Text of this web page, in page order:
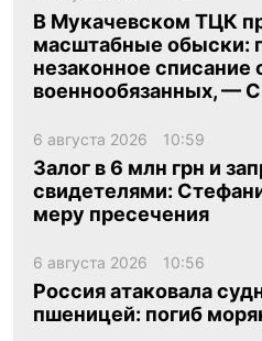
В Мукачевском ТЦК
масштабные обыски:
незаконное списание
военнообязанных, —
6 августа 2026 10:59
Залог в 6 млн грн и
свидетелями:
меру пресечения
6 августа 2026 10:56
Россия атаковала
пшеницей: погиб